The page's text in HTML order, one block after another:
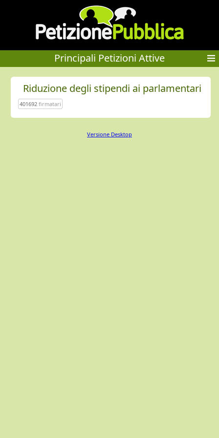
Principali Petizioni Attive
Riduzione degli stipendi ai parlamentari
401692firmatari
Versione Desktop